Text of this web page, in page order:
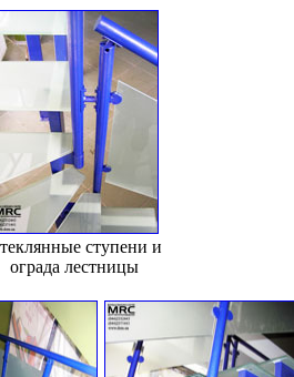
ступени и
ограда лестницы